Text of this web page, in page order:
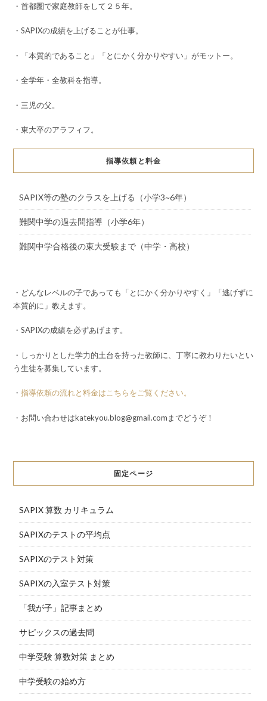
・首都圏で家庭教師をして２５年。
・SAPIXの成績を上げることが仕事。
・「本質的であること」「とにかく分かりやすい」がモットー。
・全学年・全教科を指導。
・三児の父。
・東大卒のアラフィフ。
指導依頼と料金
SAPIX等の塾のクラスを上げる（小学3~6年）
難関中学の過去問指導（小学6年）
難関中学合格後の東大受験まで（中学・高校）
・どんなレベルの子であっても「とにかく分かりやすく」「逃げずに
本質的に」教えます。
・SAPIXの成績を必ずあげます。
・しっかりとした学力的土台を持った教師に、丁寧に教わりたいとい
う生徒を募集しています。
・ 指導依頼の流れと料金はこちらをご覧ください。
・お問い合わせはkatekyou.blog@gmail.comまでどうぞ！
固定ページ
SAPIX 算数 カリキュラム
SAPIXのテストの平均点
SAPIXのテスト対策
SAPIXの入室テスト対策
「我が子」記事まとめ
サピックスの過去問
中学受験 算数対策 まとめ
中学受験の始め方